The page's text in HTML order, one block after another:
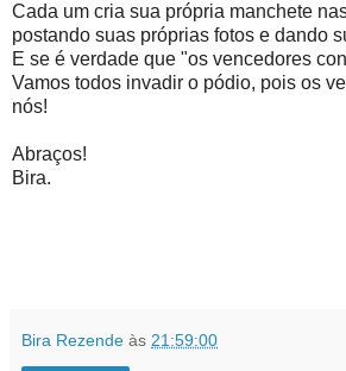
Cada um cria sua própria manchete
postando suas próprias fotos e dando
E se é verdade que "os vencedores
Vamos todos invadir o pódio, pois os
nós!
Abraços!
Bira.
Bira Rezende às 21:59:00